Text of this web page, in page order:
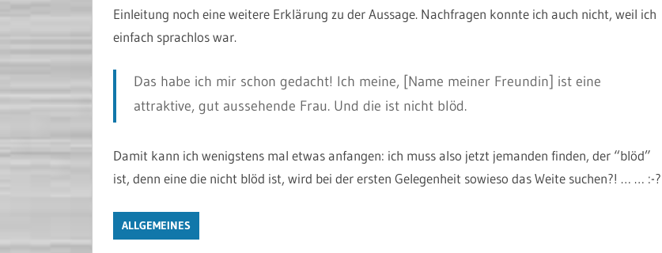
Einleitung noch eine weitere Erklärung zu der Aussage. Nachfragen konnte ich auch nicht, weil ich
einfach sprachlos war.
Das habe ich mir schon gedacht! Ich meine, [Name meiner Freundin] ist eine
attraktive, gut aussehende Frau. Und die ist nicht blöd.
Damit kann ich wenigstens mal etwas anfangen: ich muss also jetzt jemanden finden, der “blöd”
ist, denn eine die nicht blöd ist, wird bei der ersten Gelegenheit sowieso das Weite suchen?! … … :-?
ALLGEMEINES